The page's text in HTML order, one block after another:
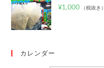
¥1,000 （税抜き）
カレンダー